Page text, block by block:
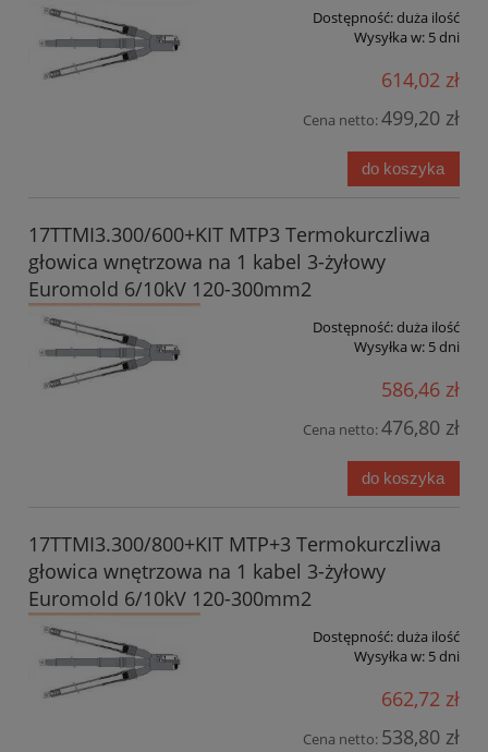
Dostępność:duża ilość
Wysyłka w: 5 dni
614,02 zł
Cena netto:499,20 zł
do koszyka
17TTMI3.300/600+KIT MTP3 Termokurczliwa
głowica wnętrzowa na 1 kabel 3-żyłowy
Euromold 6/10kV 120-300mm2
Dostępność:duża ilość
Wysyłka w: 5 dni
586,46 zł
Cena netto:476,80 zł
do koszyka
17TTMI3.300/800+KIT MTP+3 Termokurczliwa
głowica wnętrzowa na 1 kabel 3-żyłowy
Euromold 6/10kV 120-300mm2
Dostępność:duża ilość
Wysyłka w: 5 dni
662,72 zł
Cena netto: 538,80 zł